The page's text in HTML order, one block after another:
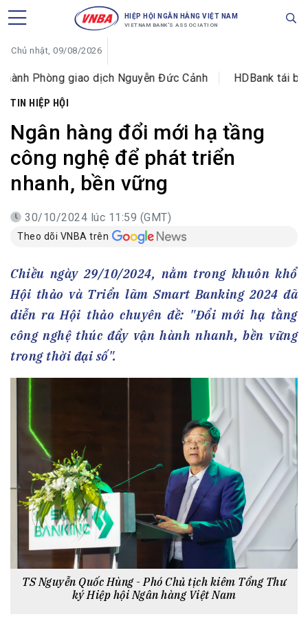
HIỆP HỘI NGÂN HÀNG VIỆT NAM
VIETNAM BANK'S ASSOCIATION
Chủ nhật, 09/08/2026
giao dịch Nguyễn Đức Cảnh HDBank tái bổ nhiệm
TIN HIỆP HỘI
Ngân hàng đổi mới hạ tầng
công nghệ để phát triển
nhanh, bền vững
30/10/2024 lúc 11:59 (GMT)
Theo dõi VNBA trên
Chiều ngày 29/10/2024, nằm trong khuôn khổ
Hội thảo và Triển lãm Smart Banking 2024 đã
diễn ra Hội thảo chuyên đề: "Đổi mới hạ tầng
công nghệ thúc đẩy vận hành nhanh, bền vững
trong thời đại số".
TS Nguyễn Quốc Hùng - Phó Chủ tịch kiêm Tổng Thư
ký Hiệp hội Ngân hàng Việt Nam